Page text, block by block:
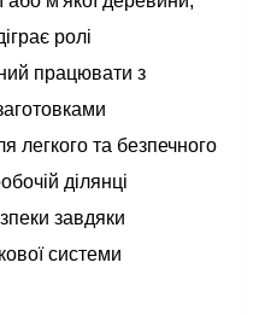
ролі
працювати з
легкого та безпечного
ділянці
завдяки
системи